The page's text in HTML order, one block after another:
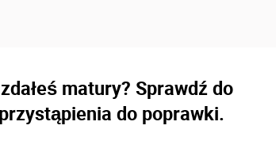
matury? Sprawdź do
do poprawki.